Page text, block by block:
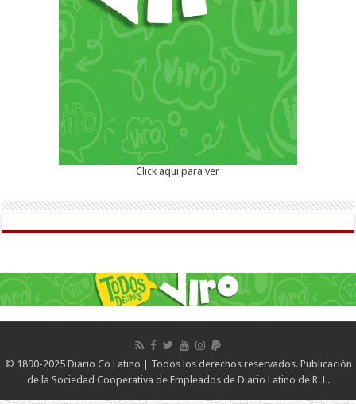
Click aqui para ver
© 1890-2025 Diario Co Latino | Todos los derechos reservados. Publicación
de la Sociedad Cooperativa de Empleados de Diario Latino de R. L.